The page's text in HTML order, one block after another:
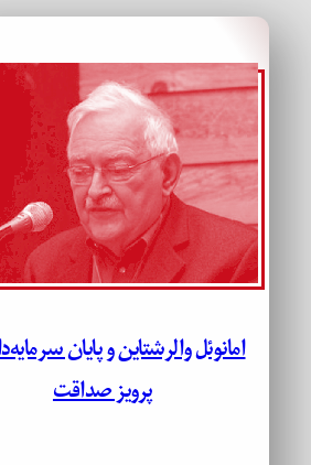
امانوئل والرشتاین و پایان
پرویز صداقت